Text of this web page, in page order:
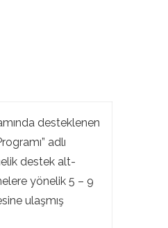
desteklenen
adlı
destek alt-
yönelik 5 – 9
ulaşmış